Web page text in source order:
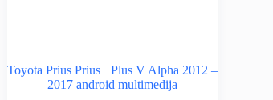
Toyota Prius Prius+ Plus V Alpha 2012 –
2017 android multimedija